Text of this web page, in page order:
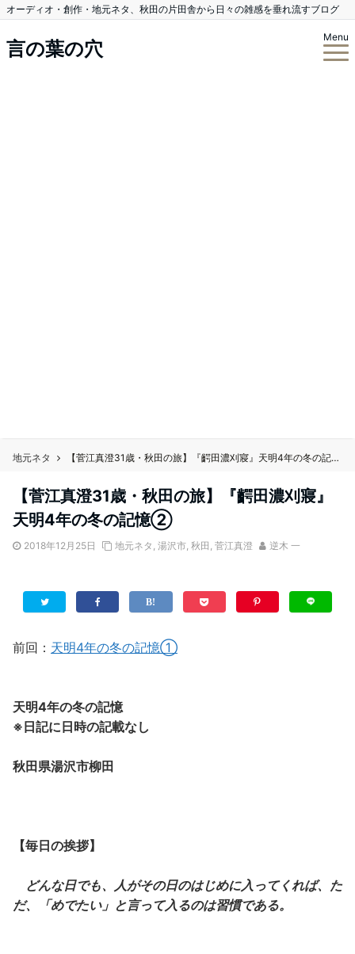
オーディオ・創作・地元ネタ、秋田の片田舎から日々の雑感を垂れ流すブログ
言の葉の穴
Menu
地元ネタ 【菅江真澄31歳・秋田の旅】『齶田濃刈寢』天明4年の冬の記憶②
【菅江真澄31歳・秋田の旅】『齶田濃刈寢』
天明4年の冬の記憶②
2018年12月25日 地元ネタ , 湯沢市, 秋田 , 菅江真澄 逆木 一
前回： 天明4年の冬の記憶①
天明4年の冬の記憶
※日記に日時の記載なし
秋田県湯沢市柳田
【毎日の挨拶】
どんな日でも、人がその日のはじめに入ってくれば、た
だ、「めでたい」と言って入るのは習慣である。